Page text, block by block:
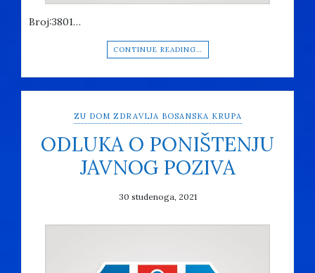
Broj:3801…
CONTINUE READING…
ZU DOM ZDRAVLJA BOSANSKA KRUPA
ODLUKA O PONIŠTENJU
JAVNOG POZIVA
30 studenoga, 2021